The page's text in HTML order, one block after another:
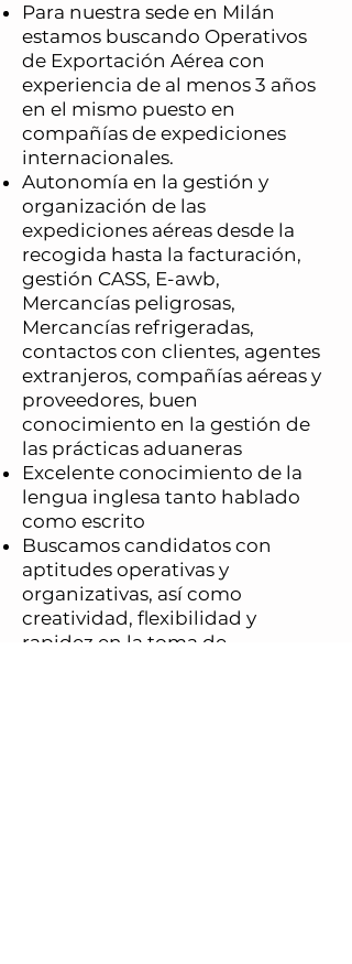
Para nuestra sede en Milán
estamos buscando Operativos
de Exportación Aérea con
experiencia de al menos 3 años
en el mismo puesto en
compañías de expediciones
internacionales.
Autonomía en la gestión y
organización de las
expediciones aéreas desde la
recogida hasta la facturación,
gestión CASS, E-awb,
Mercancías peligrosas,
Mercancías refrigeradas,
contactos con clientes, agentes
extranjeros, compañías aéreas y
proveedores, buen
conocimiento en la gestión de
las prácticas aduaneras
Excelente conocimiento de la
lengua inglesa tanto hablado
como escrito
Buscamos candidatos con
aptitudes operativas y
organizativas, así como
creatividad, flexibilidad y
rapidez en la toma de